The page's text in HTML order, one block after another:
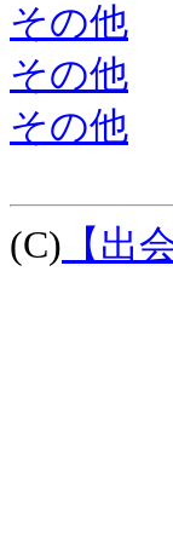
その他
その他
その他
(C) 【出